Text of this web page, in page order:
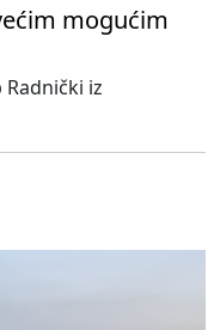
mogućim
Radnički iz